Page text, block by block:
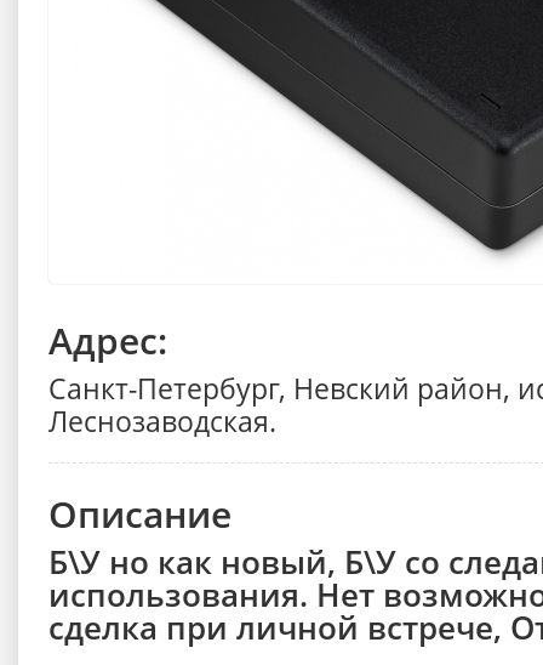
Адрес:
Санкт-Петербург, Невский район,
Леснозаводская.
Описание
Б\У но как новый, Б\У со
использования. Нет
сделка при личной встрече,